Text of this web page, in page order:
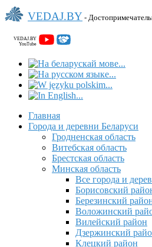
VEDAJ.BY -
VEDAJ.BY
YouTube
Главная
Города и деревни Беларуси
Гродненская область
Витебская область
Брестская область
Минская область
Все города и
Борисовский
Березинский
Воложинский
Вилейский район
Дзержинский
Клецкий район